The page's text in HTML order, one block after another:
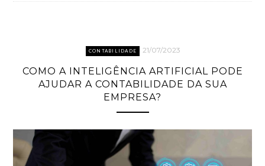
CONTABILIDADE 21/07/2023
COMO A INTELIGÊNCIA ARTIFICIAL PODE
AJUDAR A CONTABILIDADE DA SUA
EMPRESA?